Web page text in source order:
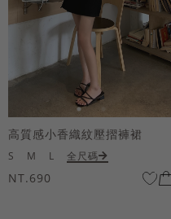
高質感小香織紋壓摺褲裙
S M L 全尺碼
NT.690